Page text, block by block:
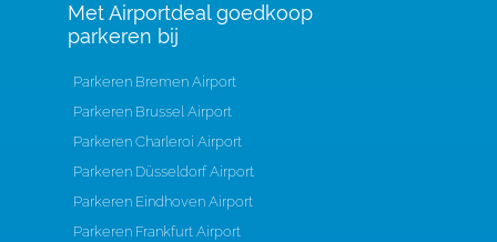
Met Airportdeal goedkoop
parkeren bij
Parkeren Bremen Airport
Parkeren Brussel Airport
Parkeren Charleroi Airport
Parkeren Düsseldorf Airport
Parkeren Eindhoven Airport
Parkeren Frankfurt Airport